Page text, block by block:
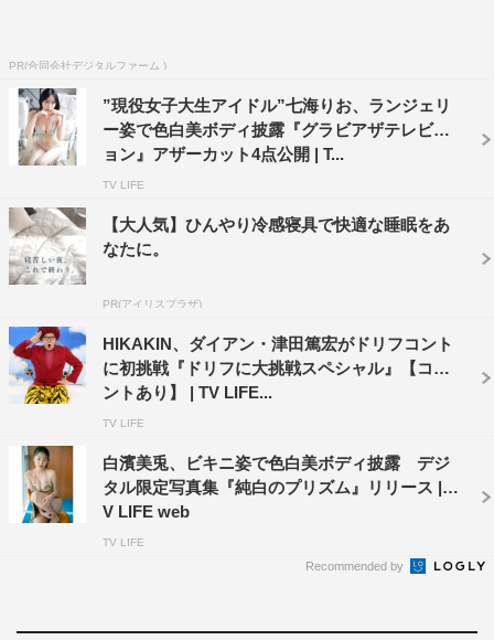
PR(合同会社デジタルファーム )
”現役女子大生アイドル”七海りお、ランジェリ
ー姿で色白美ボディ披露『グラビアザテレビジ
ョン』アザーカット4点公開 | T...
TV LIFE
【大人気】ひんやり冷感寝具で快適な睡眠をあ
なたに。
PR(アイリスプラザ)
HIKAKIN、ダイアン・津田篤宏がドリフコント
に初挑戦『ドリフに大挑戦スペシャル』【コメ
ントあり】 | TV LIFE...
TV LIFE
白濱美兎、ビキニ姿で色白美ボディ披露 デジ
タル限定写真集『純白のプリズム』リリース | T
V LIFE web
TV LIFE
Recommended by